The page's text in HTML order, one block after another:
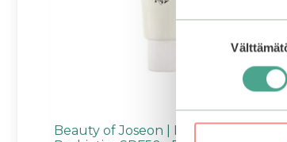
Beauty of Joseon | Relief Sun Rice